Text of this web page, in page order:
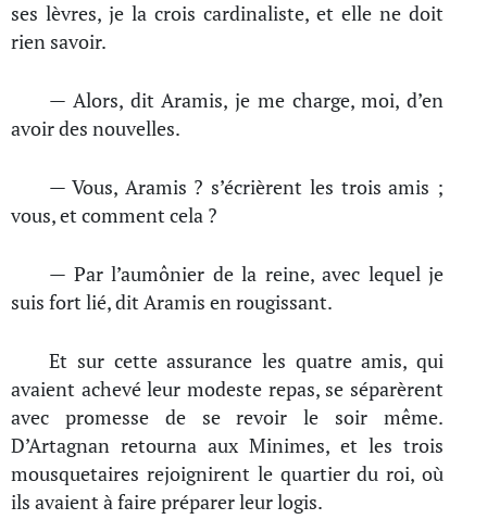
ses lèvres, je la crois cardinaliste, et elle ne doit
rien savoir.
— Alors, dit Aramis, je me charge, moi, d’en
avoir des nouvelles.
— Vous, Aramis ? s’écrièrent les trois amis ;
vous, et comment cela ?
— Par l’aumônier de la reine, avec lequel je
suis fort lié, dit Aramis en rougissant.
Et sur cette assurance les quatre amis, qui
avaient achevé leur modeste repas, se séparèrent
avec promesse de se revoir le soir même.
D’Artagnan retourna aux Minimes, et les trois
mousquetaires rejoignirent le quartier du roi, où
ils avaient à faire préparer leur logis.